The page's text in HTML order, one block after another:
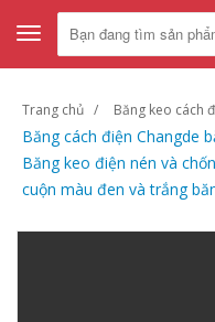
Toggle
navigation
Trang chủ Băng keo cách
Băng cách điện Changde
Băng keo điện nén và
cuộn màu đen và trắng